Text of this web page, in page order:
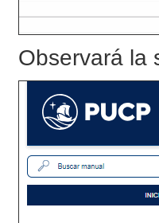
Observará la